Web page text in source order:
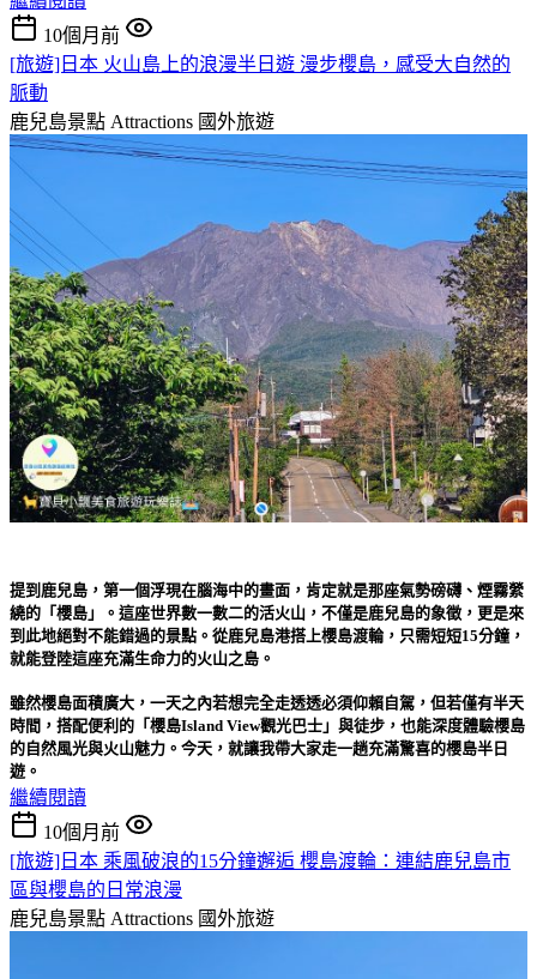
10個月前
[旅遊]日本 火山島上的浪漫半日遊 漫步櫻島，感受大自然的
脈動
鹿兒島景點 Attractions 國外旅遊
提到鹿兒島，第一個浮現在腦海中的畫面，肯定就是那座氣勢磅礴、煙霧縈
繞的「櫻島」。這座世界數一數二的活火山，不僅是鹿兒島的象徵，更是來
到此地絕對不能錯過的景點。從鹿兒島港搭上櫻島渡輪，只需短短15分鐘，
就能登陸這座充滿生命力的火山之島。
雖然櫻島面積廣大，一天之內若想完全走透透必須仰賴自駕，但若僅有半天
時間，搭配便利的「櫻島Island View觀光巴士」與徒步，也能深度體驗櫻島
的自然風光與火山魅力。今天，就讓我帶大家走一趟充滿驚喜的櫻島半日
遊。
繼續閱讀
10個月前
[旅遊]日本 乘風破浪的15分鐘邂逅 櫻島渡輪：連結鹿兒島市
區與櫻島的日常浪漫
鹿兒島景點 Attractions 國外旅遊